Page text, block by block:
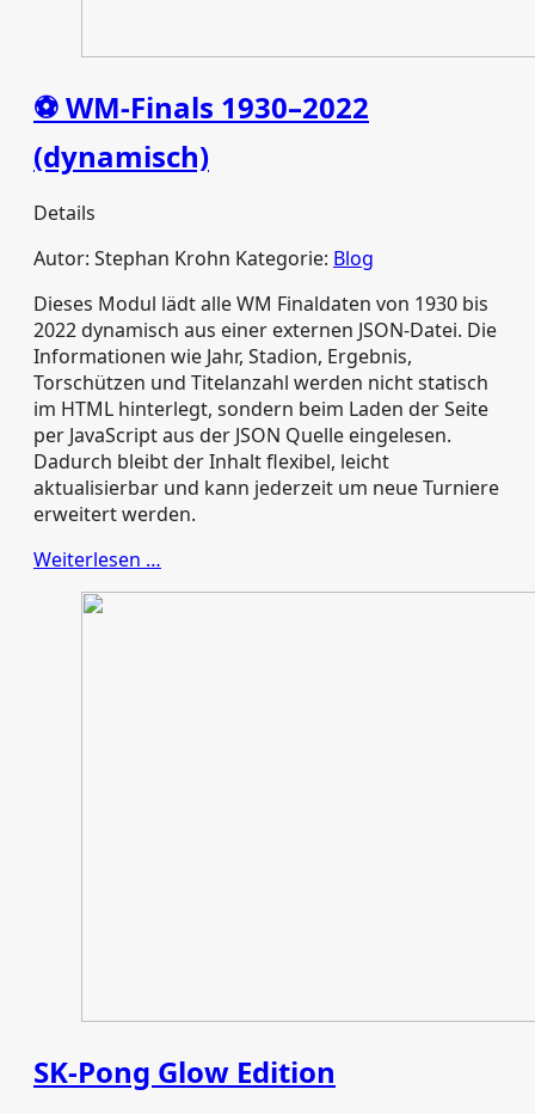
⚽ WM-Finals 1930–2022
(dynamisch)
Details
Autor: Stephan Krohn Kategorie: Blog
Dieses Modul lädt alle WM Finaldaten von 1930 bis
2022 dynamisch aus einer externen JSON‑Datei. Die
Informationen wie Jahr, Stadion, Ergebnis,
Torschützen und Titelanzahl werden nicht statisch
im HTML hinterlegt, sondern beim Laden der Seite
per JavaScript aus der JSON Quelle eingelesen.
Dadurch bleibt der Inhalt flexibel, leicht
aktualisierbar und kann jederzeit um neue Turniere
erweitert werden.
Weiterlesen …
SK‑Pong Glow Edition